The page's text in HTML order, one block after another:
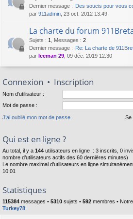
Dernier message : Des soucis pour vous
par 911admin , 23 oct. 2012 13:49
La charte du forum
Sujets : 1 Messages : 2
Dernier message : Re: La charte de
par Iceman 29 , 09 déc. 2019 12:30
Connexion • Inscription
Nom d’utilisateur :
Mot de passe :
J’ai oublié mon mot de passe Se
Qui est en ligne ?
Au total, il y a 144 utilisateurs en ligne :: 3 inscrits, 0
nombre d’utilisateurs actifs des 60 dernières minutes)
Le nombre maximal d’utilisateurs en ligne
10:01
Statistiques
115384 messages • 5310 sujets • 592 membres •
Turkey78